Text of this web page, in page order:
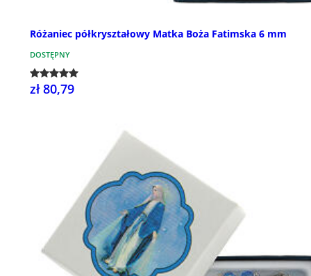
Różaniec półkryształowy Matka Boża Fatimska 6 mm
DOSTĘPNY
zł 80,79